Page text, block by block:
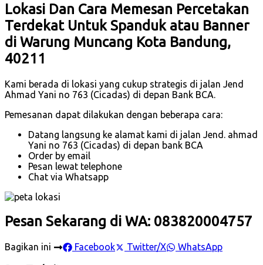
Lokasi Dan Cara Memesan Percetakan
Terdekat Untuk Spanduk atau Banner
di Warung Muncang Kota Bandung,
40211
Kami berada di lokasi yang cukup strategis di jalan Jend
Ahmad Yani no 763 (Cicadas) di depan Bank BCA.
Pemesanan dapat dilakukan dengan beberapa cara:
Datang langsung ke alamat kami di jalan Jend. ahmad
Yani no 763 (Cicadas) di depan bank BCA
Order by email
Pesan lewat telephone
Chat via Whatsapp
Pesan Sekarang di WA: 083820004757
Bagikan ini Facebook Twitter/X WhatsApp